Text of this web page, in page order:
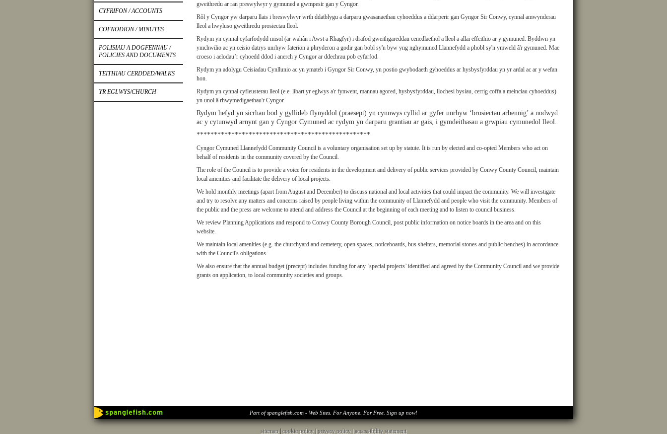
CYFRIFON / ACCOUNTS
COFNODION / MINUTES
POLISIAU A DOGFENNAU /
POLICIES AND DOCUMENTS
TEITHIAU CERDDED/WALKS
YR EGLWYS/CHURCH
gweithredu ar ran preswylwyr y gymuned a gwmpesir gan y Cyngor.
Rôl y Cyngor yw darparu llais i breswylwyr wrth ddatblygu a darparu gwasanaethau cyhoeddus a ddarperir gan Gyngor Sir Conwy, cynnal amwynderau
lleol a hwyluso gweithredu prosiectau lleol.
Rydym yn cynnal cyfarfodydd misol (ar wahân i Awst a Rhagfyr) i drafod gweithgareddau cenedlaethol a lleol a allai effeithio ar y gymuned. Byddwn yn
ymchwilio ac yn ceisio datrys unrhyw faterion a phryderon a godir gan bobl sy'n byw yng nghymuned Llannefydd a phobl sy'n ymweld â'r gymuned. Mae
croeso i aelodau’r cyhoedd ddod i anerch y Cyngor ar ddechrau pob cyfarfod.
Rydym yn adolygu Ceisiadau Cynllunio ac yn ymateb i Gyngor Sir Conwy, yn postio gwybodaeth gyhoeddus ar hysbysfyrddau yn yr ardal ac ar y wefan
hon.
Rydym yn cynnal cyfleusterau lleol (e.e. libart yr eglwys a'r fynwent, mannau agored, hysbysfyrddau, llochesi bysiau, cerrig coffa a meinciau cyhoeddus)
yn unol â rhwymedigaethau'r Cyngor.
Rydym hefyd yn sicrhau bod y gyllideb flynyddol (praesept) yn cynnwys cyllid ar gyfer unrhyw ‘brosiectau arbennig’ a nodwyd
ac y cytunwyd arnynt gan y Cyngor Cymuned ac rydym yn darparu grantiau ar gais, i gymdeithasau a grwpiau cymunedol lleol.
**************************************************
Cyngor Cymuned Llannefydd Community Council is a voluntary organisation set up by statute. It is run by elected and co-opted Members who act on
behalf of residents in the community covered by the Council.
The role of the Council is to provide a voice for residents in the development and delivery of public services provided by Conwy County Council, maintain
local amenities and facilitate the delivery of local projects.
We hold monthly meetings (apart from August and December) to discuss national and local activities that could impact the community. We will investigate
and try to resolve any matters and concerns raised by people living within the community of Llannefydd and people who visit the community. Members of
the public and the press are welcome to attend and address the Council at the beginning of each meeting and to listen to council business.
We review Planning Applications and respond to Conwy County Borough Council, post public information on notice boards in the area and on this
website.
We maintain local amenities (e.g. the churchyard and cemetery, open spaces, noticeboards, bus shelters, memorial stones and public benches) in accordance
with the Council's obligations.
We also ensure that the annual budget (precept) includes funding for any ‘special projects’ identified and agreed by the Community Council and we provide
grants on application, to local community societies and groups.
Part of spanglefish.com - Web Sites. For Anyone. For Free. Sign up now!
sitemap|cookie policy|privacy policy |accessibility statement